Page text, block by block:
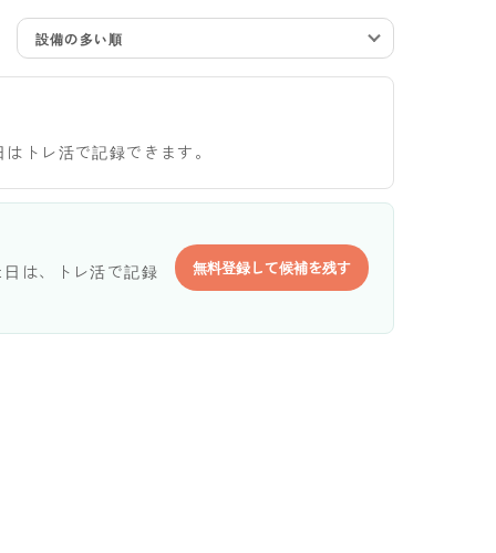
設備の多い順
トレ活で記録できます。
は、トレ活で記録
無料登録して候補を残す